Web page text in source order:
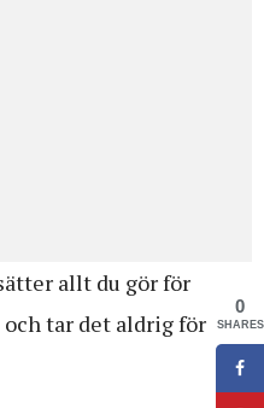
allt du gör för
tar det aldrig för
0
SHARES